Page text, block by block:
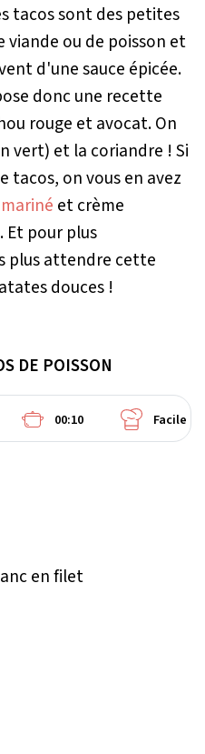
tacos sont des petites
ou de poisson et
d'une sauce épicée.
donc une recette
rouge et avocat. On
vert) et la coriandre ! Si
tacos, on vous en avez
et crème
Et pour plus
plus attendre cette
douces !
DE POISSON
00:10 Facile
en filet